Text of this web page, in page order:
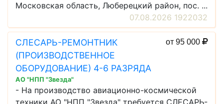
Московская область, Люберецкий район, пос. ...
07.08.2026 1922032
СЛЕСАРЬ-РЕМОНТНИК
(ПРОИЗВОДСТВЕННОЕ
ОБОРУДОВАНИЕ) 4-6 РАЗРЯДА
от 95 000
АО "НПП "Звезда"
- На производство авиационно-космической
техники АО "НПП "Звезда" требуется СЛЕСАРЬ-